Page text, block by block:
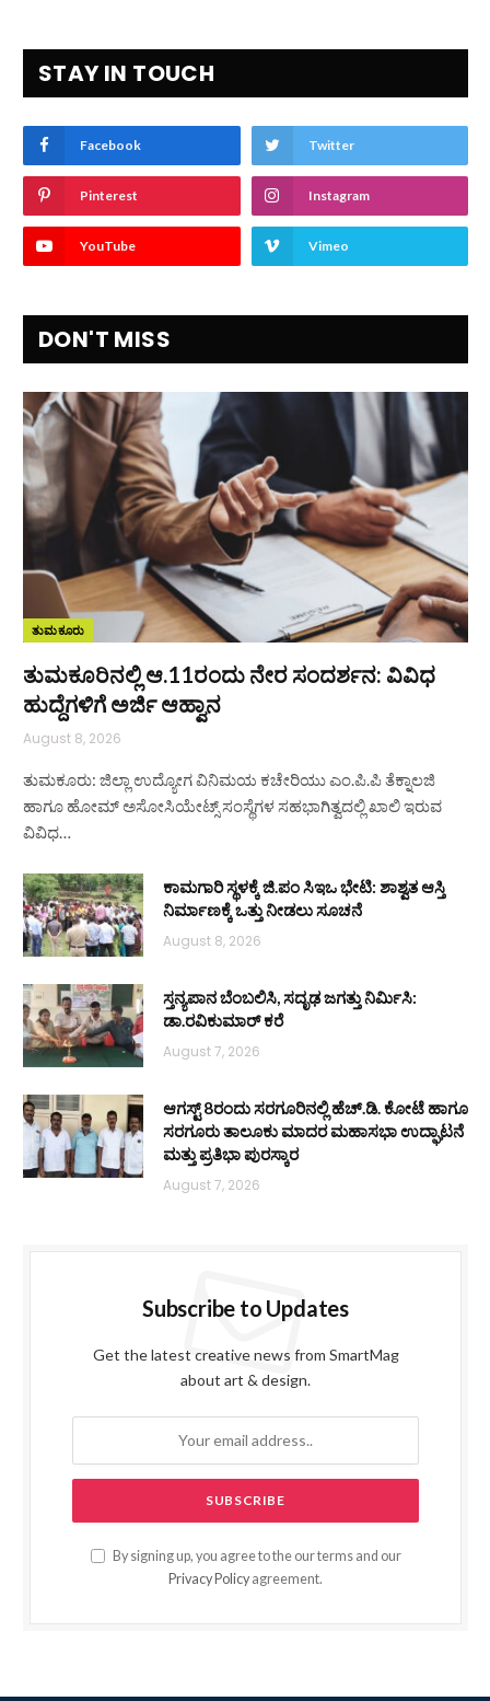
STAY IN TOUCH
Facebook Twitter
Pinterest Instagram
YouTube Vimeo
DON'T MISS
ತುಮಕೂರು
ತುಮಕೂರಿನಲ್ಲಿ ಆ.11ರಂದು ನೇರ ಸಂದರ್ಶನ: ವಿವಿಧ
ಹುದ್ದೆಗಳಿಗೆ ಅರ್ಜಿ ಆಹ್ವಾನ
August 8, 2026
ತುಮಕೂರು: ಜಿಲ್ಲಾ ಉದ್ಯೋಗ ವಿನಿಮಯ ಕಚೇರಿಯು ಎಂ.ಪಿ.ಪಿ ತೆಕ್ನಾಲಜಿ
ಹಾಗೂ ಹೋಮ್ ಅಸೋಸಿಯೇಟ್ಸ್ ಸಂಸ್ಥೆಗಳ ಸಹಭಾಗಿತ್ವದಲ್ಲಿ ಖಾಲಿ ಇರುವ
ವಿವಿಧ…
ಕಾಮಗಾರಿ ಸ್ಥಳಕ್ಕೆ ಜಿ.ಪಂ ಸಿಇಒ ಭೇಟಿ: ಶಾಶ್ವತ ಆಸ್ತಿ
ನಿರ್ಮಾಣಕ್ಕೆ ಒತ್ತು ನೀಡಲು ಸೂಚನೆ
August 8, 2026
ಸ್ತನ್ಯಪಾನ ಬೆಂಬಲಿಸಿ, ಸದೃಢ ಜಗತ್ತು ನಿರ್ಮಿಸಿ:
ಡಾ.ರವಿಕುಮಾರ್ ಕರೆ
August 7, 2026
ಆಗಸ್ಟ್ 8ರಂದು ಸರಗೂರಿನಲ್ಲಿ ಹೆಚ್.ಡಿ. ಕೋಟೆ ಹಾಗೂ
ಸರಗೂರು ತಾಲೂಕು ಮಾದರ ಮಹಾಸಭಾ ಉದ್ಘಾಟನೆ
ಮತ್ತು ಪ್ರತಿಭಾ ಪುರಸ್ಕಾರ
August 7, 2026
Subscribe to Updates
Get the latest creative news from SmartMag
about art & design.
By signing up, you agree to the our terms and our
Privacy Policy agreement.